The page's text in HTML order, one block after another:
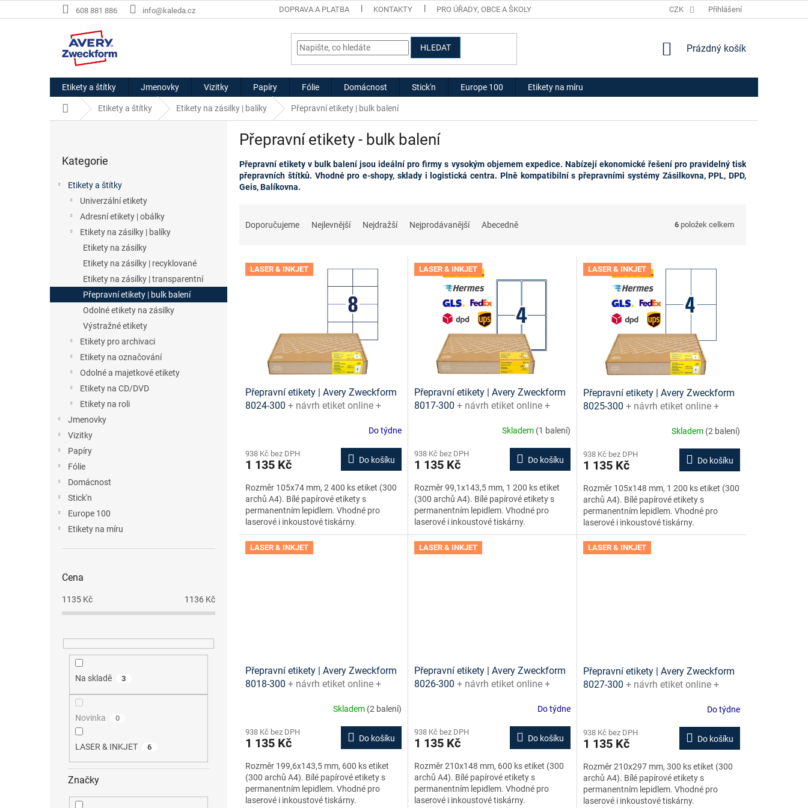
na
608 881 886 info@kaleda.cz DOPRAVA A PLATBA KONTAKTY PRO ÚŘADY, OBCE A ŠKOLY HODNOCENÍ OBCHODU
CZK Přihlášení
HLEDAT
NÁKUPNÍ
Prázdný košík
Etikety a štítky Jmenovky Vizitky Papíry Fólie Domácnost Stick'n Europe 100 Etikety na míru
Domů Etikety a štítky Etikety na zásilky | balíky Přepravní etikety | bulk balení
e
l
kategorie
Kategorie
Etikety a štítky
Univerzální etikety
Adresní etikety | obálky
Etikety na zásilky | balíky
Etikety na zásilky
Etikety na zásilky | recyklované
Etikety na zásilky | transparentní
Přepravní etikety | bulk balení
Odolné etikety na zásilky
Výstražné etikety
Etikety pro archivaci
Etikety na označování
Odolné a majetkové etikety
Etikety na CD/DVD
Etikety na roli
Jmenovky
Vizitky
Papíry
Fólie
Domácnost
Stick'n
Europe 100
Etikety na míru
Cena
1135 Kč 1136 Kč
Na skladě 3
Novinka 0
LASER & INKJET 6
Značky
Přepravní etikety - bulk balení
Přepravní etikety v bulk balení jsou ideální pro firmy s vysokým objemem expedice. Nabízejí ekonomické řešení pro pravidelný tisk
přepravních štítků. Vhodné pro e-shopy, sklady i logistická centra. Plně kompatibilnís přepravními systémy Zásilkovna,PPL, DPD,
Geis,Balíkovna.
Doporučujeme Nejlevnější Nejdražší Nejprodávanější Abecedně 6 položek celkem
V LASER & INKJET
Přepravní etikety | Avery Zweckform
8024-300 + návrh etiket online +
Do týdne
938 Kč bez DPH
1 135 Kč Do košíku
Rozměr 105x74 mm, 2 400 ks etiket (300
archů A4). Bílé papírové etikety s
permanentním lepidlem. Vhodné pro
laserové i inkoustové tiskárny.
LASER & INKJET
Přepravní etikety | Avery Zweckform
8017-300 + návrh etiket online +
Skladem (1 balení)
938 Kč bez DPH
1 135 Kč Do košíku
Rozměr 99,1x143,5 mm, 1 200 ks etiket
(300 archů A4). Bílé papírové etikety s
permanentním lepidlem. Vhodné pro
laserové i inkoustové tiskárny.
LASER & INKJET
Přepravní etikety | Avery Zweckform
8025-300 + návrh etiket online +
Skladem (2 balení)
938 Kč bez DPH
1 135 Kč Do košíku
Rozměr 105x148 mm, 1 200 ks etiket (300
archů A4). Bílé papírové etikety s
permanentním lepidlem. Vhodné pro
laserové i inkoustové tiskárny.
LASER & INKJET
Přepravní etikety | Avery Zweckform
8018-300 + návrh etiket online +
Skladem (2 balení)
938 Kč bez DPH
1 135 Kč Do košíku
Rozměr 199,6x143,5 mm, 600 ks etiket
(300 archů A4). Bílé papírové etikety s
permanentním lepidlem. Vhodné pro
laserové i inkoustové tiskárny.
LASER & INKJET
Přepravní etikety | Avery Zweckform
8026-300 + návrh etiket online +
Do týdne
938 Kč bez DPH
1 135 Kč Do košíku
Rozměr 210x148 mm, 600 ks etiket (300
archů A4). Bílé papírové etikety s
permanentním lepidlem. Vhodné pro
laserové i inkoustové tiskárny.
LASER & INKJET
Přepravní etikety | Avery Zweckform
8027-300 + návrh etiket online +
Do týdne
938 Kč bez DPH
1 135 Kč Do košíku
Rozměr 210x297 mm, 300 ks etiket (300
archů A4). Bílé papírové etikety s
permanentním lepidlem. Vhodné pro
laserové i inkoustové tiskárny.